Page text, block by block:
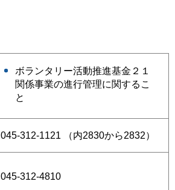
ボランタリー活動推進基金２１
関係事業の進行管理に関するこ
と
045-312-1121 （内2830から2832）
045-312-4810